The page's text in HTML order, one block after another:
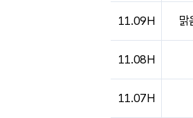
11.09H 맑
11.08H
11.07H